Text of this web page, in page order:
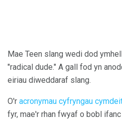
Mae Teen slang wedi dod
"radical dude." A gall fod yn
eiriau diweddaraf slang.
O'r acronymau cyfryngau
fyr, mae'r rhan fwyaf o bobl